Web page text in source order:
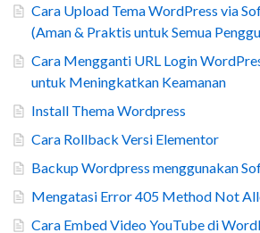
Cara Upload Tema WordPress via
(Aman & Praktis untuk Semua
Cara Mengganti URL Login
untuk Meningkatkan Keamanan
Install Thema Wordpress
Cara Rollback Versi Elementor
Backup Wordpress menggunakan
Mengatasi Error 405 Method Not
Cara Embed Video YouTube di